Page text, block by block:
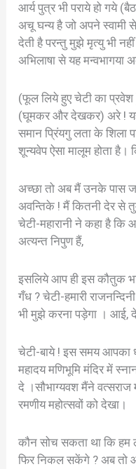
आर्य पुत्र भी पराये हो गये
अचू घन्य है जो अपने स्वामी से
देती है परन्तु मुझे मृत्यु भी
अभिलाषा से यह मन्वभागया
(फूल लिये हुए चेटी का प्रवेश
(घूमकर और देखकर) अरे ! यह
समान प्रिंयगु लता के
शून्यवेप ऐसा मालूम होता है।
अच्छा तो अब मैं उनके पास
अवन्तिके ! मैं कितनी देर से
चेटी-महारानी ने कहा है कि
अत्यन्त निपुण हैं,
इसलिये आप ही इस कौतुक
गँध ? चेटी-हमारी
भी मुझे करना पड़ेगा । आई,
चेटी-बाये ! इस समय आपका
महादय मणिभूमि मंदिर में
दे ।सौभाग्यवश मैंने वत्सराज
रमणीय महोत्सवों को देखा।
कौन सोच सकता था कि
फिर निकल सकेंगे ? अब तो